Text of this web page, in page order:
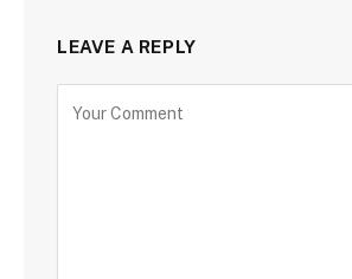
LEAVE A REPLY